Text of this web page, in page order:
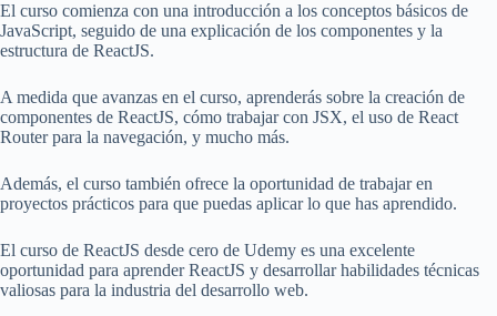
El curso comienza con una introducción a los conceptos básicos de
JavaScript, seguido de una explicación de los componentes y la
estructura de ReactJS.
A medida que avanzas en el curso, aprenderás sobre la creación de
componentes de ReactJS, cómo trabajar con JSX, el uso de React
Router para la navegación, y mucho más.
Además, el curso también ofrece la oportunidad de trabajar en
proyectos prácticos para que puedas aplicar lo que has aprendido.
El curso de ReactJS desde cero de Udemy es una excelente
oportunidad para aprender ReactJS y desarrollar habilidades técnicas
valiosas para la industria del desarrollo web.